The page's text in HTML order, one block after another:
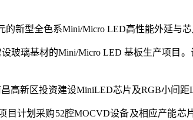
的新型全色系Mini/Micro LED高性能外延与
玻璃基材的Mini/Micro LED 基板生产项目
高新区投资建设MiniLED芯片及RGB小间距
目计划采购52腔MOCVD设备及相应产能